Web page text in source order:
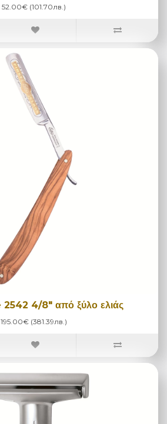
52.00€ (101.70лв.)
2542 4/8" από ξύλο ελιάς
195.00€ (381.39лв.)